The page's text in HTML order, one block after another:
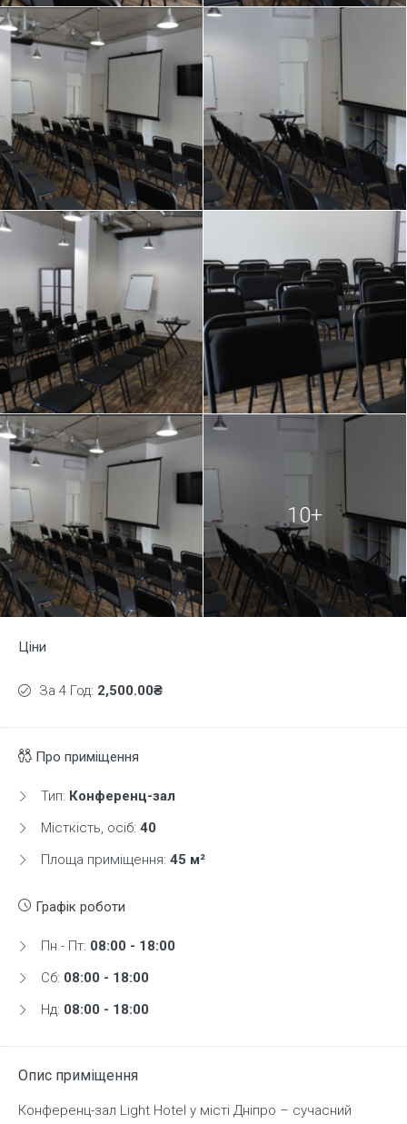
10+
Ціни
За 4 Год: 2,500.00₴
Про приміщення
Тип: Конференц-зал
Місткість, осіб: 40
Площа приміщення: 45 м²
Графік роботи
Пн - Пт: 08:00 - 18:00
Сб: 08:00 - 18:00
Нд: 08:00 - 18:00
Опис приміщення
Конференц-зал Light Hotel у місті Дніпро – сучасний